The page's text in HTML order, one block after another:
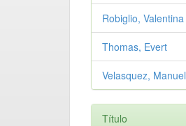
Robiglio, Valentina
Thomas, Evert
Velasquez, Manuel
Título